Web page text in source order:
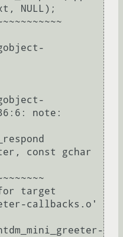
NULL);
note:
const gchar
target
callbacks.o'